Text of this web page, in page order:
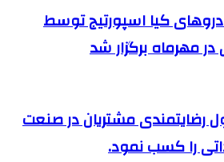
کیا اسپورتیج توسط
مهرماه برگزار شد
رضایتمندی مشتریان در صنعت
را کسب نمود.